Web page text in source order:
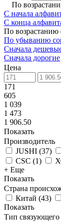
По
С начала
С конца
По возрастанию
По убыванию
Сначала
Сначала дорогие
Цена
171
605
1 039
1 473
1 906.50
Показать
Производитель
JUSHI (37)
CSC (1)
+ Еще
Показать
Страна
Китай (43)
Показать
Тип связующего